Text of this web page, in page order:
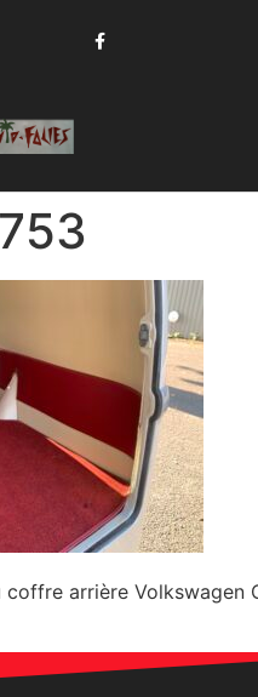
arrière Volkswagen